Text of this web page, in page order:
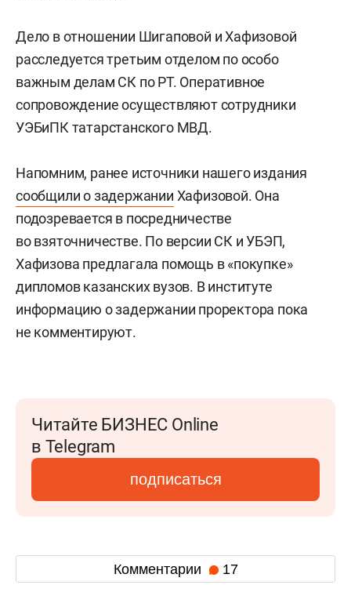
Дело в отношении Шигаповой и Хафизовой
расследуется третьим отделом по особо
важным делам СК по РТ. Оперативное
сопровождение осуществляют сотрудники
УЭБиПК татарстанского МВД.
Напомним, ранее источники нашего издания
сообщили о задержании Хафизовой. Она
подозревается в посредничестве
во взяточничестве. По версии СК и УБЭП,
Хафизова предлагала помощь в «покупке»
дипломов казанских вузов. В институте
информацию о задержании проректора пока
не комментируют.
Читайте БИЗНЕС Online
в Telegram
подписаться
Комментарии 17